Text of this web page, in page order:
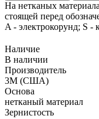
На нетканых
стоящей перед
A - электрокорунд; S -
Наличие
В наличии
Производитель
3M (США)
Основа
нетканый материал
Зернистость